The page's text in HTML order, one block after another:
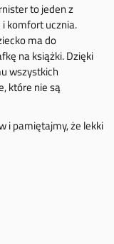
to jeden z
komfort ucznia.
ma do
na książki. Dzięki
wszystkich
które nie są
i pamiętajmy, że lekki